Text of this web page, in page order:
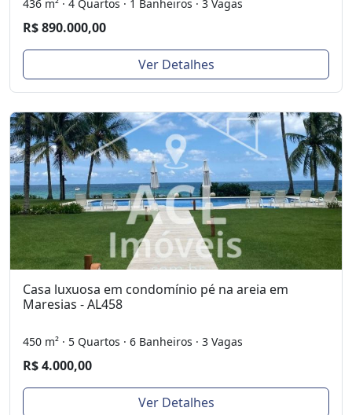
436 m² · 4 Quartos · 1 Banheiros · 3 Vagas
R$ 890.000,00
Ver Detalhes
Casa luxuosa em condomínio pé na areia em
Maresias - AL458
450 m² · 5 Quartos · 6 Banheiros · 3 Vagas
R$ 4.000,00
Ver Detalhes